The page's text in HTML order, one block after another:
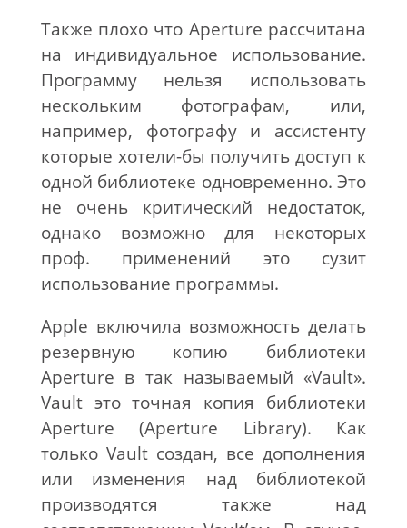
Также плохо что Aperture рассчитана
на индивидуальное использование.
Программу нельзя использовать
нескольким фотографам, или,
например, фотографу и ассистенту
которые хотели-бы получить доступ к
одной библиотеке одновременно. Это
не очень критический недостаток,
однако возможно для некоторых
проф. применений это сузит
использование программы.
Apple включила возможность делать
резервную копию библиотеки
Aperture в так называемый «Vault».
Vault это точная копия библиотеки
Aperture (Aperture Library). Как
только Vault создан, все дополнения
или изменения над библиотекой
производятся также над